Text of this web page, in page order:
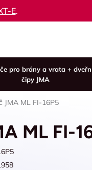
E.
pro brány a vrata +
čipy JMA
JMA ML FI-16P5
ML FI-